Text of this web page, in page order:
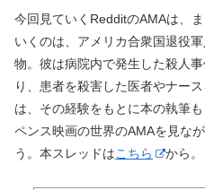
今回見ていくRedditのAMAは、
いくのは、アメリカ合衆国退役
物。彼は病院内で発生した殺人
り、患者を殺害した医者やナー
は、その経験をもとに本の執筆
ペンス映画の世界のAMAを見な
う。本スレッドはこちら から。